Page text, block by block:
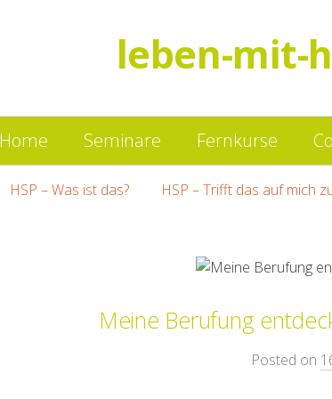
leben-mit-
Home Seminare Fernkurse
HSP – Was ist das? HSP – Trifft das auf mich
Meine Berufung
Posted on